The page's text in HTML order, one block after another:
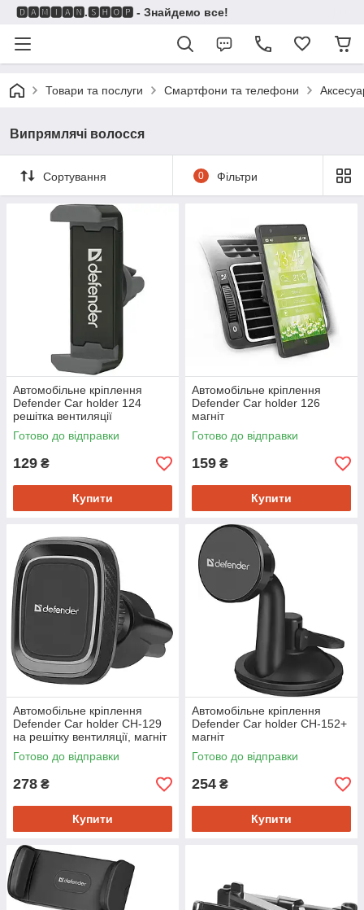
🅳🅰🅼🅸🅰🅽.🆂🅷🅾🅿 - Знайдемо все!
Товари та послуги Смартфони та телефони
Випрямлячі волосся
Сортування 0 Фільтри
Автомобільне кріплення
Defender Car holder 124
решітка вентиляції
Готово до відправки
129 ₴
Купити
Автомобільне кріплення
Defender Car holder 126
магніт
Готово до відправки
159 ₴
Купити
Автомобільне кріплення
Defender Car holder CH-129
на решітку вентиляції, магніт
Готово до відправки
278 ₴
Купити
Автомобільне кріплення
Defender Car holder CH-152+
магніт
Готово до відправки
254 ₴
Купити